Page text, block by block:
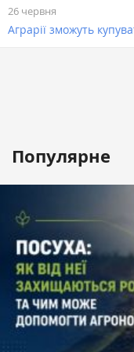
26 червня
Аграрії зможуть
Популярне